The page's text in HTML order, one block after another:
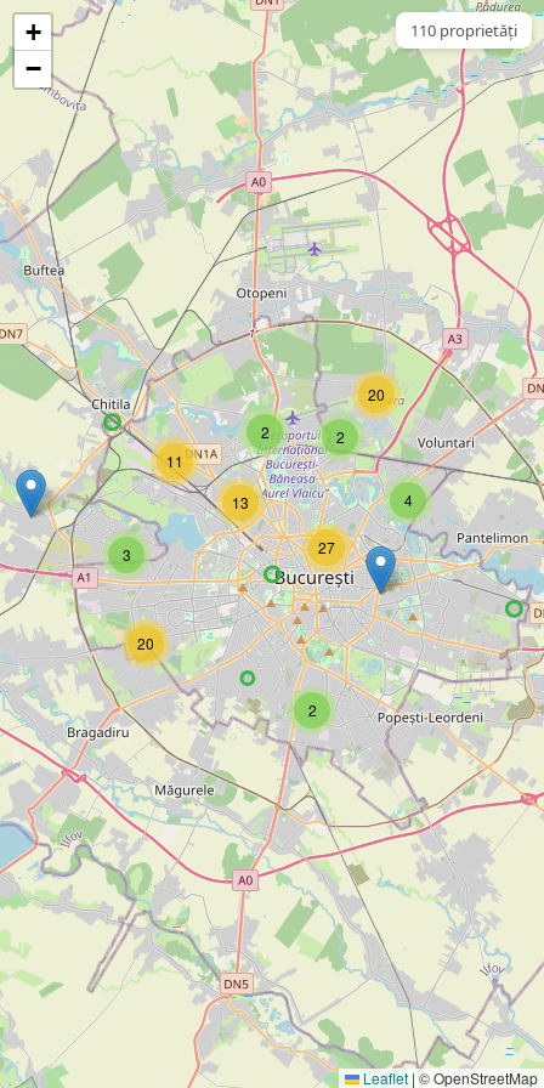
110 proprietăți
2
11
3
20
2
4
20
2
13
27
+
−
Leaflet | © OpenStreetMap